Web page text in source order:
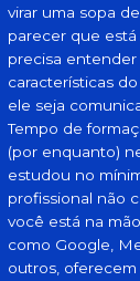
virar uma sopa
parecer que
precisa
características
ele seja
Tempo de
(por enquanto)
estudou no
profissional não
você está na
como Google,
outros,